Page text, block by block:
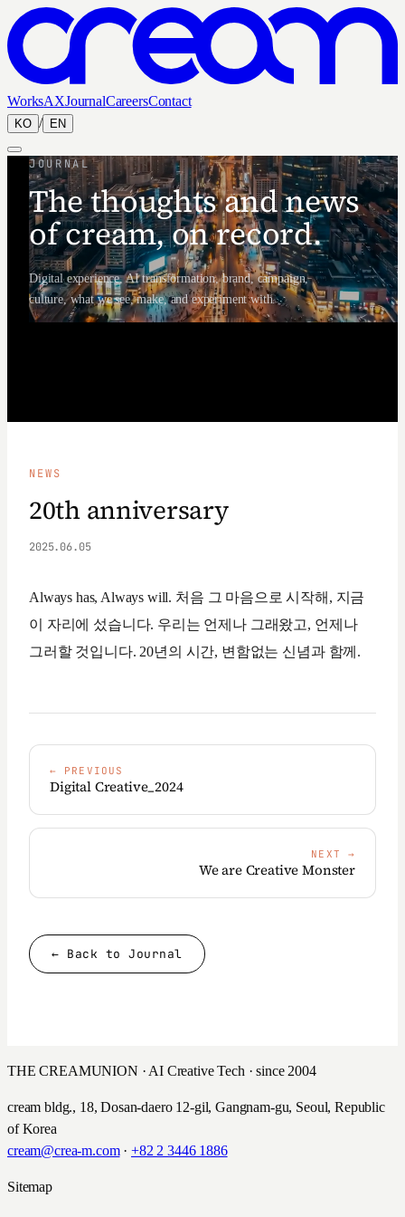
WorksAXJournalCareersContact
KO / EN
JOURNAL
The thoughts and news
of cream, on record.
Digital experience, AI transformation, brand, campaign,
culture, what we see, make, and experiment with.
NEWS
20th anniversary
2025.06.05
Always has, Always will. 처음 그 마음으로 시작해, 지금
이 자리에 섰습니다. 우리는 언제나 그래왔고, 언제나
그러할 것입니다. 20년의 시간, 변함없는 신념과 함께.
← PREVIOUS
Digital Creative_2024
NEXT →
We are Creative Monster
← Back to Journal
THE CREAMUNION · AI Creative Tech · since 2004
cream bldg., 18, Dosan-daero 12-gil, Gangnam-gu, Seoul, Republic
of Korea
cream@crea-m.com· +82 2 3446 1886
Sitemap